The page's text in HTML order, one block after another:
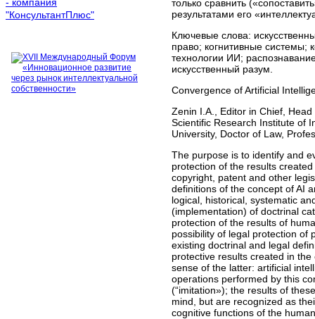
только сравнить
результатами его
Ключевые слова:
право; когнитивные системы;
технологии ИИ;
искусственный разум.
Convergence of Artificial
Zenin I.A., Editor in Chief,
Scientific Research Institute of
University, Doctor of Law,
The purpose is to identify and
protection of the results
copyright, patent and other
definitions of the concept of AI
logical, historical, systematic
(implementation) of doctrinal
protection of the results of
possibility of legal protection of
existing doctrinal and legal
protective results created in
sense of the latter: artificial
operations performed by this
(“imitation»); the results of
mind, but are recognized as
cognitive functions of the